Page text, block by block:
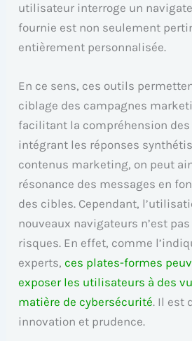
utilisateur interroge un
fournie est non seulement
entièrement personnalisée.
En ce sens, ces outils
ciblage des campagnes
facilitant la compréhension des
intégrant les réponses
contenus marketing, on peut
résonance des messages en
des cibles. Cependant,
nouveaux navigateurs n’est
risques. En effet, comme
experts,ces plates-formes
exposer les utilisateurs à des
matière de cybersécurité. Il est
innovation et prudence.